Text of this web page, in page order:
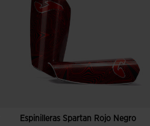
Espinilleras Spartan Rojo Negro